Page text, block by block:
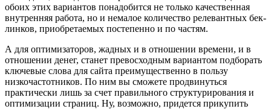
обоих этих вариантов понадобится не только качественная
внутренняя работа, но и немалое количество релевантных бек-
линков, приобретаемых постепенно и по частям.
А для оптимизаторов, жадных и в отношении времени, и в
отношении денег, станет превосходным вариантом подборать
ключевые слова для сайта преимущественно в пользу
низкочастотников. По ним вы сможете продвинуться
практически лишь за счет правильного структурирования и
оптимизации страниц. Ну, возможно, придется прикупить